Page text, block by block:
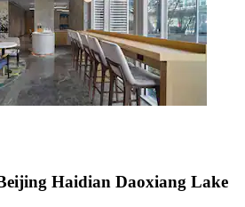
Haidian Daoxiang Lake